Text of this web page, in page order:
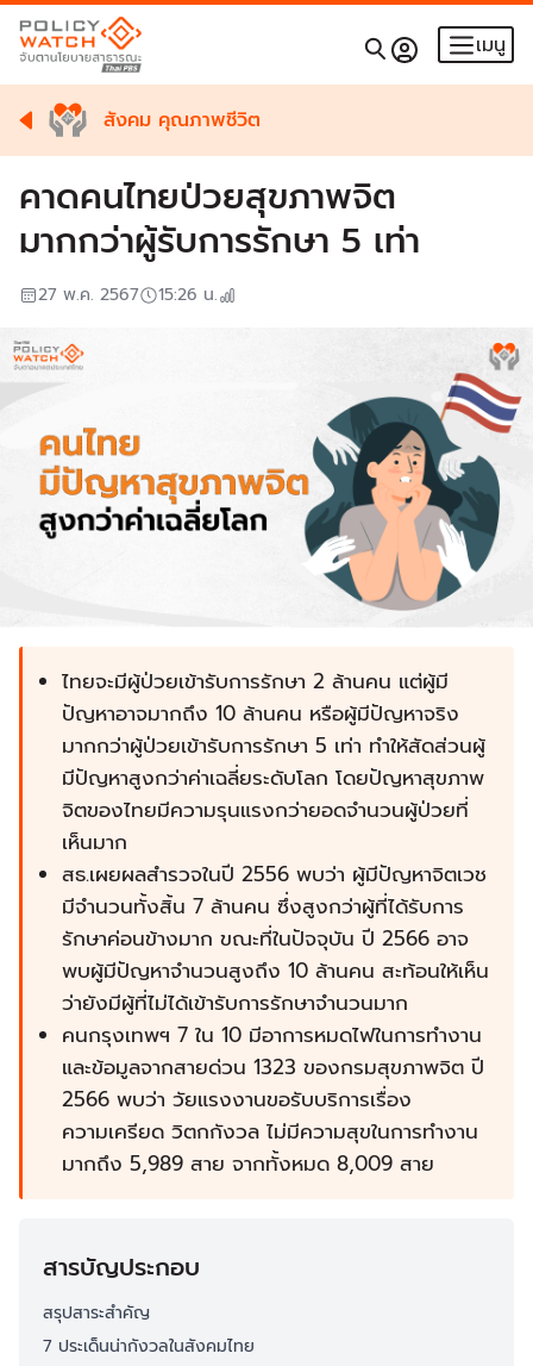
เมนู
สังคม คุณภาพชีวิต
คาดคนไทยป่วยสุขภาพจิต
มากกว่าผู้รับการรักษา 5 เท่า
27 พ.ค. 2567 15:26 น.
ไทยจะมีผู้ป่วยเข้ารับการรักษา 2 ล้านคน แต่ผู้มี
ปัญหาอาจมากถึง 10 ล้านคน หรือผู้มีปัญหาจริง
มากกว่าผู้ป่วยเข้ารับการรักษา 5 เท่า ทำให้สัดส่วนผู้
มีปัญหาสูงกว่าค่าเฉลี่ยระดับโลก โดยปัญหาสุขภาพ
จิตของไทยมีความรุนแรงกว่ายอดจำนวนผู้ป่วยที่
เห็นมาก
สธ.เผยผลสำรวจในปี 2556 พบว่า ผู้มีปัญหาจิตเวช
มีจำนวนทั้งสิ้น 7 ล้านคน ซึ่งสูงกว่าผู้ที่ได้รับการ
รักษาค่อนข้างมาก ขณะที่ในปัจจุบัน ปี 2566 อาจ
พบผู้มีปัญหาจำนวนสูงถึง 10 ล้านคน สะท้อนให้เห็น
ว่ายังมีผู้ที่ไม่ได้เข้ารับการรักษาจำนวนมาก
คนกรุงเทพฯ 7 ใน 10 มีอาการหมดไฟในการทำงาน
และข้อมูลจากสายด่วน 1323 ของกรมสุขภาพจิต ปี
2566 พบว่า วัยแรงงานขอรับบริการเรื่อง
ความเครียด วิตกกังวล ไม่มีความสุขในการทำงาน
มากถึง 5,989 สาย จากทั้งหมด 8,009 สาย
สารบัญประกอบ
สรุปสาระสำคัญ
7 ประเด็นน่ากังวลในสังคมไทย